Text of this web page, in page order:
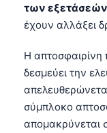
των εξετάσεών
έχουν αλλάξει
Η απτοσφαιρίνη
δεσμεύει την
σύμπλοκο
απομακρύνεται